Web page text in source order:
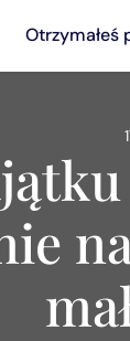
Otrzymałeś